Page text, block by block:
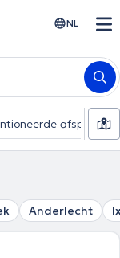
NL
afspraak
Anderlecht